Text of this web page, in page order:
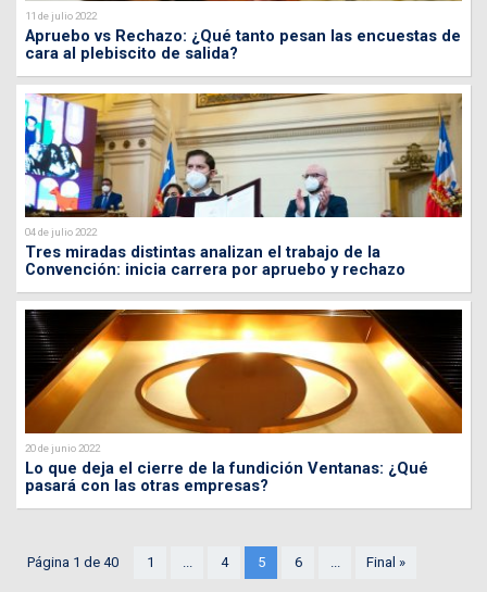
11 de julio 2022
Apruebo vs Rechazo: ¿Qué tanto pesan las encuestas de
cara al plebiscito de salida?
04 de julio 2022
Tres miradas distintas analizan el trabajo de la
Convención: inicia carrera por apruebo y rechazo
20 de junio 2022
Lo que deja el cierre de la fundición Ventanas: ¿Qué
pasará con las otras empresas?
Página 1 de 40 1 ... 4 5 6 ... Final »